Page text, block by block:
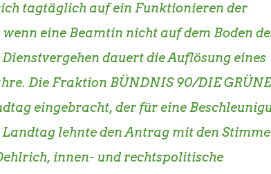
tagtäglich auf ein Funktionieren der
eine Beamtin nicht auf dem Boden
dauert die Auflösung eines
Die Fraktion BÜNDNIS 90/DIE
eingebracht, der für eine
lehnte den Antrag mit den
innen- und rechtspolitische